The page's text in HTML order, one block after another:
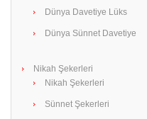
Dünya Davetiye Lüks
Dünya Sünnet Davetiye
Nikah Şekerleri
Nikah Şekerleri
Sünnet Şekerleri